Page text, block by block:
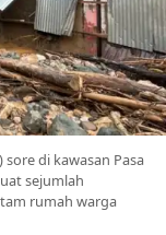
di kawasan Pasa
sejumlah
rumah warga